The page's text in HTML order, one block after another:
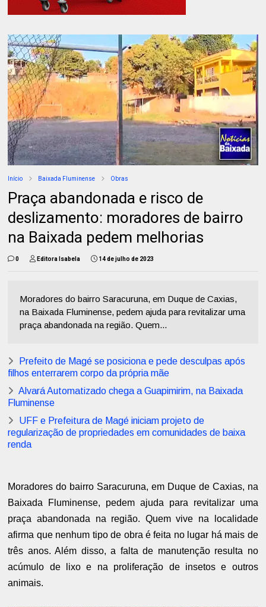
Início Baixada Fluminense Obras
Praça abandonada e risco de
deslizamento: moradores de bairro
na Baixada pedem melhorias
0 Editora Isabela 14 de julho de 2023
Moradores do bairro Saracuruna, em Duque de Caxias,
na Baixada Fluminense, pedem ajuda para revitalizar uma
praça abandonada na região. Quem...
Prefeito de Magé se posiciona e pede desculpas após
filhos enterrarem corpo da própria mãe
Alvará Automatizado chega a Guapimirim, na Baixada
Fluminense
UFF e Prefeitura de Magé iniciam projeto de
regularização de propriedades em comunidades de baixa
renda
Moradores do bairro Saracuruna, em Duque de Caxias, na
Baixada Fluminense, pedem ajuda para revitalizar uma
praça abandonada na região. Quem vive na localidade
afirma que nenhum tipo de obra é feita no lugar há mais de
três anos. Além disso, a falta de manutenção resulta no
acúmulo de lixo e na proliferação de insetos e outros
animais.